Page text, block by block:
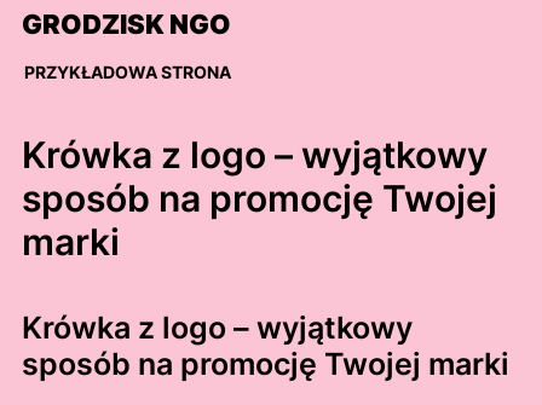
Skip
content
GRODZISK NGO
PRZYKŁADOWA STRONA
Krówka z logo – wyjątkowy
sposób na promocję Twojej
marki
Krówka z logo – wyjątkowy
sposób na promocję Twojej marki